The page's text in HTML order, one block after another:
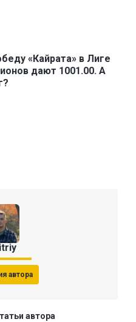
«Кайрата» в Лиге
дают 1001.00. А
автора
автора